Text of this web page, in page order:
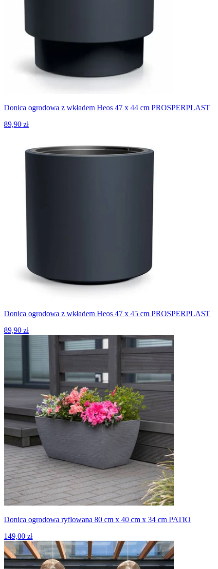
Donica ogrodowa z wkładem Heos 47 x 44 cm PROSPERPLAST
89,90 zł
Donica ogrodowa z wkładem Heos 47 x 45 cm PROSPERPLAST
89,90 zł
Donica ogrodowa ryflowana 80 cm x 40 cm x 34 cm PATIO
149,00 zł